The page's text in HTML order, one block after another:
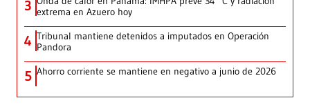
3 extrema en Azuero hoy
4 Tribunal mantiene detenidos a imputados en Operación
Pandora
5 Ahorro corriente se mantiene en negativo a junio de 2026